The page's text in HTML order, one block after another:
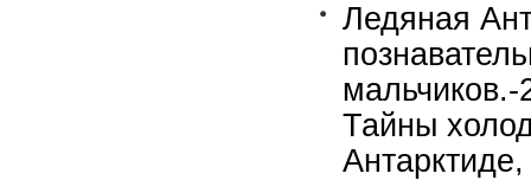
Ледяная
Тайны